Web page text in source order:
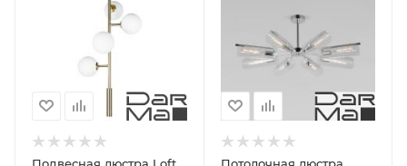
Подвесная люстра Loft
Потолочная люстра